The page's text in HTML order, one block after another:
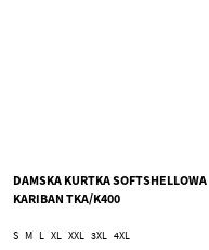
DAMSKA KURTKA SOFTSHELLOWA
KARIBAN TKA/K400
S M L XL XXL 3XL 4XL